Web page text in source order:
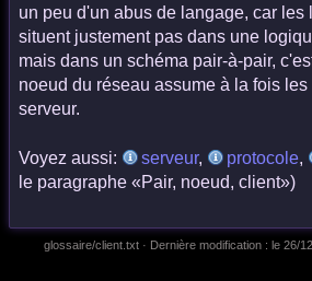
un peu d'un abus de langage, car
situent justement pas dans une
mais dans un schéma pair-à-pair,
noeud du réseau assume à la fois
serveur.
Voyez aussi: serveur, protocole,
le paragraphe «Pair, noeud, client»)
glossaire/client.txt · Dernière modification : le 26/